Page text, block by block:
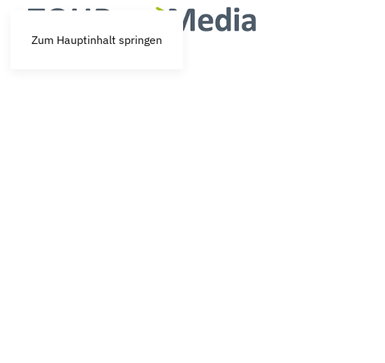
Zum Hauptinhalt springen